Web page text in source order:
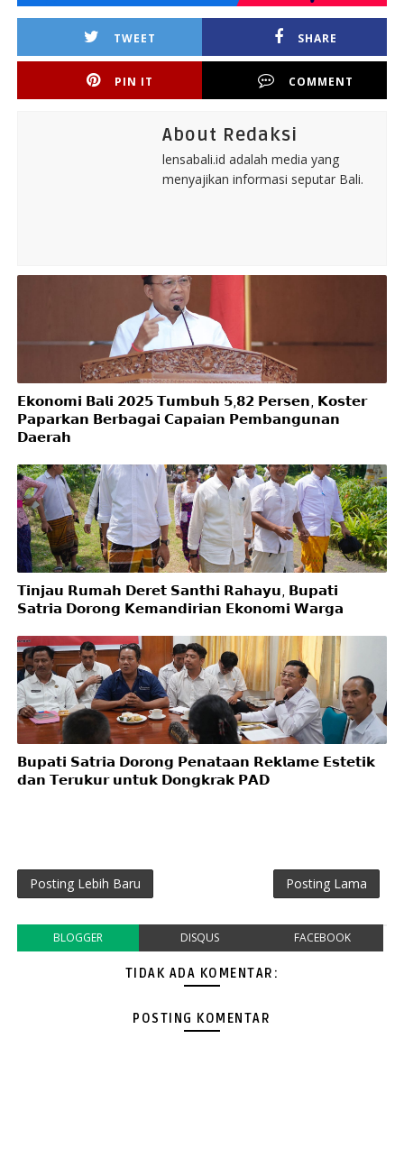
TWEET SHARE
PIN IT COMMENT
About Redaksi
lensabali.id adalah media yang
menyajikan informasi seputar Bali.
𝗘𝗸𝗼𝗻𝗼𝗺𝗶 𝗕𝗮𝗹𝗶 𝟮𝟬𝟮𝟱 𝗧𝘂𝗺𝗯𝘂𝗵 𝟱,𝟴𝟮 𝗣𝗲𝗿𝘀𝗲𝗻, 𝗞𝗼𝘀𝘁𝗲𝗿
𝗣𝗮𝗽𝗮𝗿𝗸𝗮𝗻 𝗕𝗲𝗿𝗯𝗮𝗴𝗮𝗶 𝗖𝗮𝗽𝗮𝗶𝗮𝗻 𝗣𝗲𝗺𝗯𝗮𝗻𝗴𝘂𝗻𝗮𝗻
𝗗𝗮𝗲𝗿𝗮𝗵
𝗧𝗶𝗻𝗷𝗮𝘂 𝗥𝘂𝗺𝗮𝗵 𝗗𝗲𝗿𝗲𝘁 𝗦𝗮𝗻𝘁𝗵𝗶 𝗥𝗮𝗵𝗮𝘆𝘂, 𝗕𝘂𝗽𝗮𝘁𝗶
𝗦𝗮𝘁𝗿𝗶𝗮 𝗗𝗼𝗿𝗼𝗻𝗴 𝗞𝗲𝗺𝗮𝗻𝗱𝗶𝗿𝗶𝗮𝗻 𝗘𝗸𝗼𝗻𝗼𝗺𝗶 𝗪𝗮𝗿𝗴𝗮
𝗕𝘂𝗽𝗮𝘁𝗶 𝗦𝗮𝘁𝗿𝗶𝗮 𝗗𝗼𝗿𝗼𝗻𝗴 𝗣𝗲𝗻𝗮𝘁𝗮𝗮𝗻 𝗥𝗲𝗸𝗹𝗮𝗺𝗲 𝗘𝘀𝘁𝗲𝘁𝗶𝗸
𝗱𝗮𝗻 𝗧𝗲𝗿𝘂𝗸𝘂𝗿 𝘂𝗻𝘁𝘂𝗸 𝗗𝗼𝗻𝗴𝗸𝗿𝗮𝗸 𝗣𝗔𝗗
Posting Lebih Baru Posting Lama
BLOGGER DISQUS FACEBOOK
TIDAK ADA KOMENTAR:
POSTING KOMENTAR